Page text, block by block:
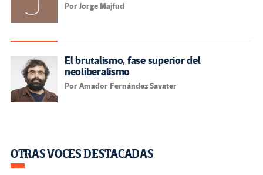
Por Jorge Majfud
El brutalismo, fase superior del
neoliberalismo
Por Amador Fernández Savater
OTRAS VOCES DESTACADAS